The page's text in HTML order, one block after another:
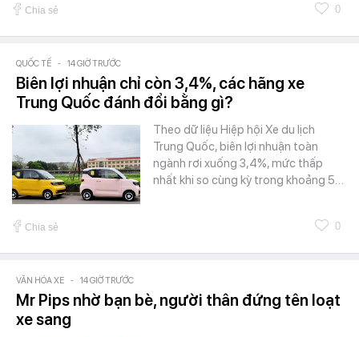
Chia sẻ 0
QUỐC TẾ - 14 GIỜ TRƯỚC
Biên lợi nhuận chỉ còn 3,4%, các hãng xe
Trung Quốc đánh đổi bằng gì?
Theo dữ liệu Hiệp hội Xe du lịch
Trung Quốc, biên lợi nhuận toàn
ngành rơi xuống 3,4%, mức thấp
nhất khi so cùng kỳ trong khoảng 5…
Chia sẻ 0
VĂN HÓA XE - 14 GIỜ TRƯỚC
Mr Pips nhờ bạn bè, người thân đứng tên loạt
xe sang